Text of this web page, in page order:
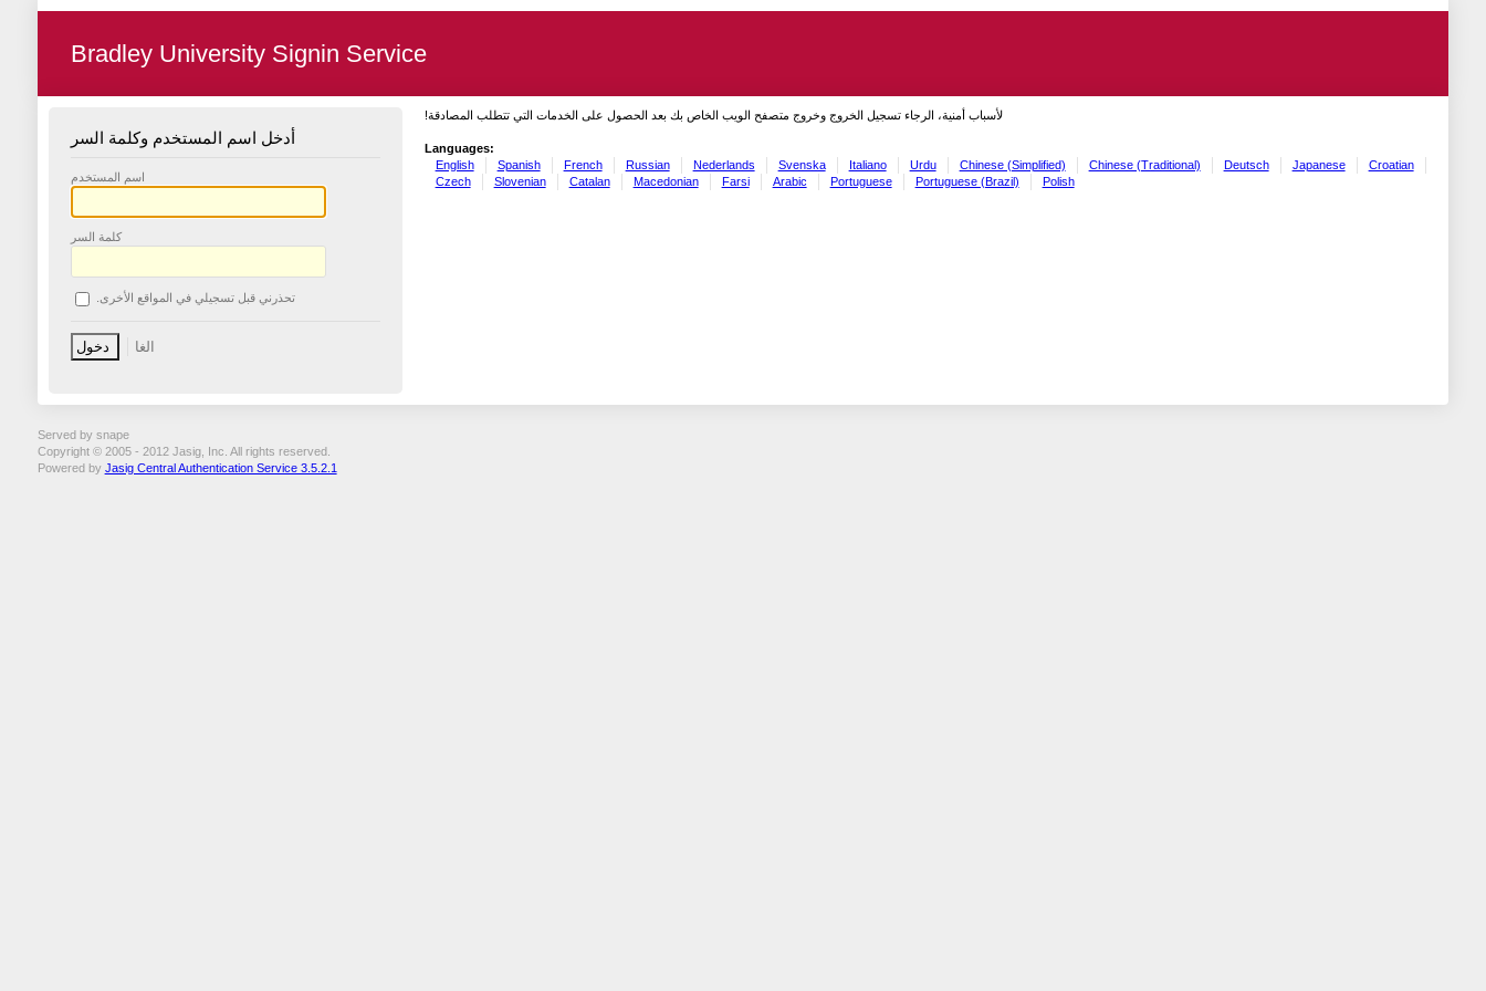
Bradley University Signin Service
أدخل اسم المستخدم وكلمة السر
اسم المستخدم
كلمة السر
تحذرني قبل تسجيلي في المواقع الأخرى.
لأسباب أمنية، الرجاء تسجيل الخروج وخروج متصفح الويب الخاص بك بعد الحصول على الخدمات التي تتطلب المصادقة!
Languages:
English
Spanish French Russian Nederlands Svenska Italiano Urdu Chinese (Simplified) Chinese (Traditional) Deutsch Japanese
Croatian
Czech
Slovenian Catalan Macedonian Farsi Arabic Portuguese Portuguese (Brazil) Polish
Served by snape
Copyright © 2005 - 2012 Jasig, Inc. All rights reserved.
Powered by Jasig Central Authentication Service 3.5.2.1